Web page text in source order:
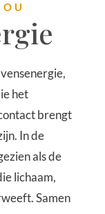
het
brengt
In de
als de
lichaam,
Samen